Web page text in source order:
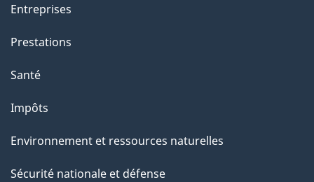
Entreprises
Prestations
Santé
Impôts
Environnement et ressources naturelles
Sécurité nationale et défense